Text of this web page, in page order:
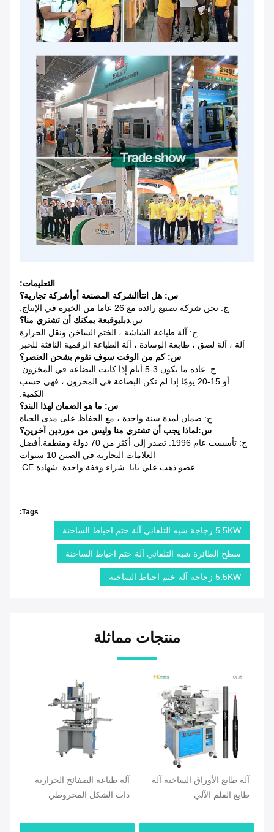
التعليمات:
س: هل انتأ الشركة المصنعة أو شركة تجارية؟
ج: نحن شركة تصنيع رائدة مع 26 عاما من الخبرة في الإنتاج.
س. دبليوقبعة يمكنك أن تشتري منا؟
ج: آلة طباعة الشاشة ، الختم الساخن ونقل الحرارة
آلة ، آلة لصق ، طابعة الوسادة ، آلة الطباعة الرقمية النافثة للحبر
س: كم من الوقت سوف تقوم بشحن العنصر؟
ج: عادة ما تكون 3-5 أيام إذا كانت البضاعة في المخزون.
أو 15-20 يومًا إذا لم تكن البضاعة في المخزون ، فهي حسب
الكمية.
س: ما هو الضمان لهذا البند؟
ج: ضمان لمدة سنة واحدة ، مع الحفاظ على مدى الحياة
س:لماذا يجب أن تشتري منا وليس من موردين آخرين؟
ج: تأسست عام 1996. تصدر إلى أكثر من 70 دولة ومنطقة.أفضل
العلامات التجارية في الصين 10 سنوات
عضو ذهب علي بابا. شراء وقفة واحدة. شهادة CE.
Tags:
5.5KW زجاجة شبه التلقائي آلة ختم احباط الساخنة
سطح الطائرة شبه التلقائي آلة ختم احباط الساخنة
5.5KW زجاجة آلة ختم احباط الساخنة
منتجات مماثلة
آلة طباعة الصفائح الحرارية
ذات الشكل المخروطي
4 إلى 8 بار آلة طباعة احباط
الساخنة شبه الأوتوماتيكية